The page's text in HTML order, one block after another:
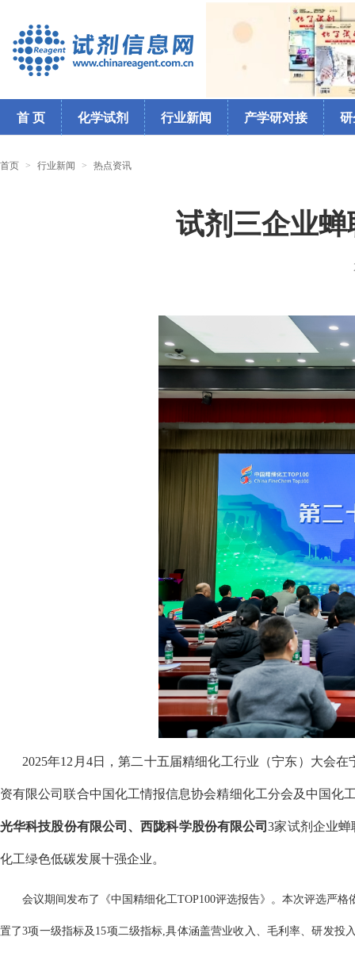
首 页 化学试剂 行业新闻 产学研对接 研
首页 > 行业新闻 > 热点资讯
试剂三企业
2025年12月4日，第二十五届精细化工行业（宁东）大会
资有限公司联合中国化工情报信息协会精细化工分会及中国化
光华科技股份有限公司、西陇科学股份有限公司3家试剂企业蝉
化工绿色低碳发展十强企业。
会议期间发布了《中国精细化工TOP100评选报告》。 本次评选严格
置了3项一级指标及15项二级指标,具体涵盖营业收入、毛利率、研发